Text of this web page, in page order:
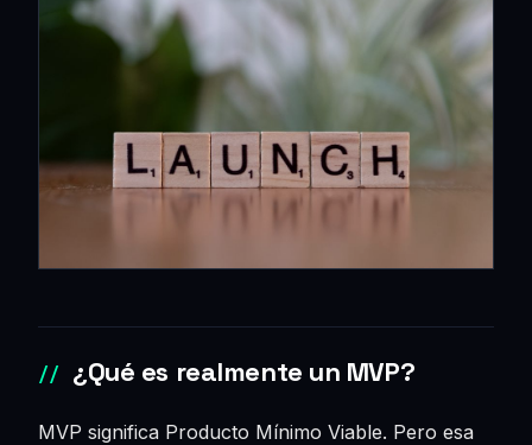
¿Qué es realmente un MVP?
MVP significa Producto Mínimo Viable. Pero esa